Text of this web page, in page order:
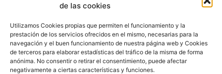
de las cookies
Utilizamos Cookies propias que permiten el funcionamiento y la
prestación de los servicios ofrecidos en el mismo, necesarias para la
navegación y el buen funcionamiento de nuestra página web y Cookies
de terceros para elaborar estadísticas del tráfico de la misma de forma
anónima. No consentir o retirar el consentimiento, puede afectar
negativamente a ciertas características y funciones.
Otras formas de ayudar
© 2020, Fundación Alba Pérez. All Rights Reserved